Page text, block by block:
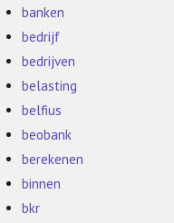
banken
bedrijf
bedrijven
belasting
belfius
beobank
berekenen
binnen
bkr